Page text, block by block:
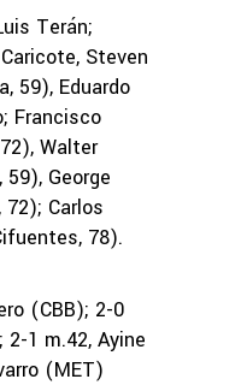
Terán;
Steven
59), Eduardo
Francisco
Walter
George
72); Carlos
78).
(CBB); 2-0
2-1 m.42, Ayine
(MET)